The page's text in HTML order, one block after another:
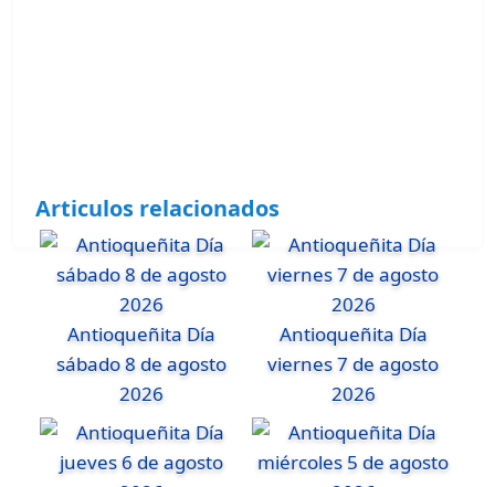
Articulos relacionados
Antioqueñita Día
sábado 8 de agosto
2026
Antioqueñita Día
viernes 7 de agosto
2026